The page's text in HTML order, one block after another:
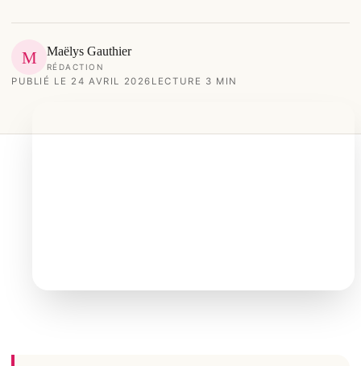
M Maëlys Gauthier
RÉDACTION
PUBLIÉ LE 24 AVRIL 2026 LECTURE 3 MIN